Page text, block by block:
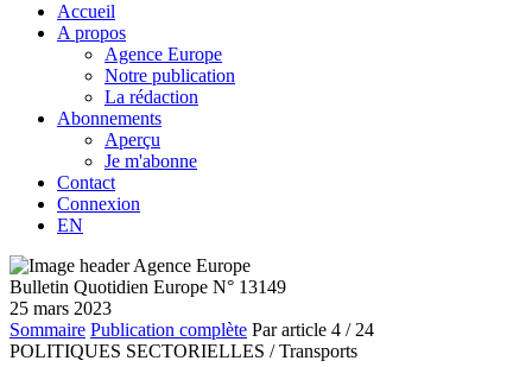
Accueil
A propos
Agence Europe
Notre publication
La rédaction
Abonnements
Aperçu
Je m'abonne
Contact
Connexion
EN
Bulletin Quotidien Europe N° 13149
25 mars 2023
Sommaire Publication complète Par article 4 / 24
POLITIQUES SECTORIELLES / Transports